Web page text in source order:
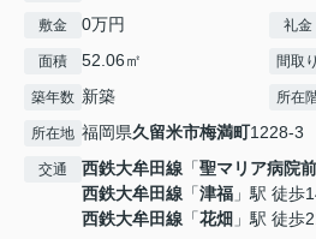
敷金 0万円 礼金
面積 52.06㎡ 間取り
築年数 新築 所在
所在地 福岡県久留米市梅満町1228-3
交通 西鉄大牟田線 「聖マリア病院前
西鉄大牟田線 「津福 」駅 徒歩
西鉄大牟田線 「花畑 」駅 徒歩